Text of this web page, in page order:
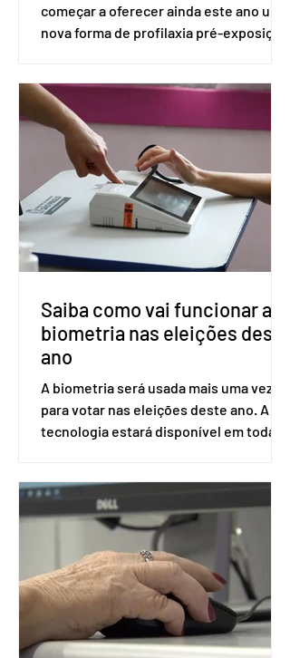
começar a oferecer ainda este ano uma
nova forma de profilaxia pré-exposição
medicamento carbotegravir, que
impede a replicação do vírus de forma
prolongada e pode ser tomado a cada
dois meses. O pedido de inclusão vai
ser encaminhado pelo Ministério da
Saúde à Comissão Nacional de
Incorporação de Novas Tecnologias no
SUS (Conitec) na semana que vem. A
Conitec é um colegiado
Saiba como vai funcionar a
biometria nas eleições deste
ano
A biometria será usada mais uma vez
para votar nas eleições deste ano. A
tecnologia estará disponível em todas
Apesar da requisição, a biometria não é
obrigatória para exercer o direito ao
voto. Se o título estiver regular, o
eleitor pode votar mesmo sem ter
realizado esse cadastro. Neste caso,
será exigido o documento de
identificação para acesso à urna
eletrônica. Se a urna eletrônica não